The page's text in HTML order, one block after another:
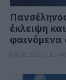
έκλειψη
φαινόμενα